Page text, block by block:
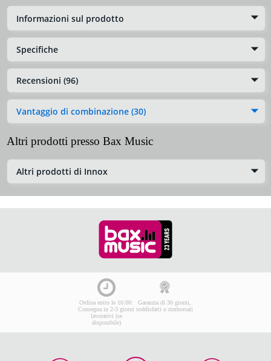
Informazioni sul prodotto
Specifiche
Recensioni (96)
Vantaggio di combinazione (30)
Altri prodotti presso Bax Music
Altri prodotti di Innox
Ordina entro le 16:00:
Consegna in 2-3 giorni
lavorativi (se
disponibile)
Garanzia di 30 giorni,
soddisfatti o rimborsati